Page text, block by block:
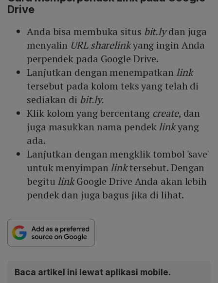
Drive
Anda bisa membuka situs bit.lydan juga
menyalin URL sharelinkyang ingin Anda
perpendek pada Google Drive.
Lanjutkan dengan menempatkan link
tersebut pada kolom teks yang telah di
sediakan di bit.ly.
Klik kolom yang bercentang create, dan
juga masukkan nama pendeklinkyang
ada.
Lanjutkan dengan mengklik tombol 'save'
untuk menyimpan linktersebut. Dengan
begitu linkGoogle Drive Anda akan lebih
pendek dan juga bagus jika di lihat.
Baca artikel ini lewat aplikasi mobile.